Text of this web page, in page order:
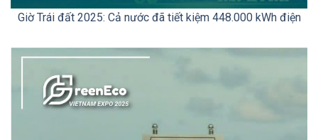
Giờ Trái đất 2025: Cả nước đã tiết kiệm 448.000 kWh điện